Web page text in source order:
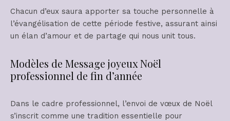
Chacun d’eux saura apporter sa touche personnelle à
l’évangélisation de cette période festive, assurant ainsi
un élan d’amour et de partage qui nous unit tous.
Modèles de Message joyeux Noël
professionnel de fin d’année
Dans le cadre professionnel, l’envoi de vœux de Noël
s’inscrit comme une tradition essentielle pour